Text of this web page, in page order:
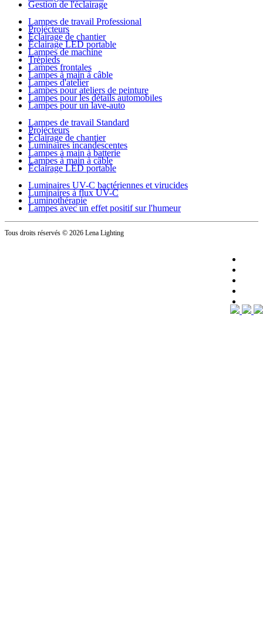
Gestion de l'éclairage
Lampes de travail Professional
Projecteurs
Éclairage de chantier
Éclairage LED portable
Lampes de machine
Trépieds
Lampes frontales
Lampes à main à câble
Lampes d'atelier
Lampes pour ateliers de peinture
Lampes pour les détails automobiles
Lampes pour un lave-auto
Lampes de travail Standard
Projecteurs
Éclairage de chantier
Luminaires incandescentes
Lampes à main à batterie
Lampes à main à câble
Éclairage LED portable
Luminaires UV-C bactériennes et virucides
Luminaires à flux UV-C
Luminothérapie
Lampes avec un effet positif sur l'humeur
Tous droits réservés © 2026 Lena Lighting